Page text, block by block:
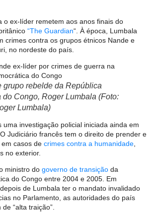
o ex-líder remetem aos anos finais do
“The Guardian“. À época, Lumbala
crimes contra os grupos étnicos Nande e
no nordeste do país.
grupo rebelde da República
do Congo, Roger Lumbala (Foto:
Lumbala)
uma investigação policial iniciada ainda em
Judiciário francês tem o direito de prender e
casos de crimes contra a humanidade
no exterior.
ministro do governo de transição da
do Congo entre 2004 e 2005. Em
de Lumbala ter o mandato invalidado
no Parlamento, as autoridades do país
“alta traição”.